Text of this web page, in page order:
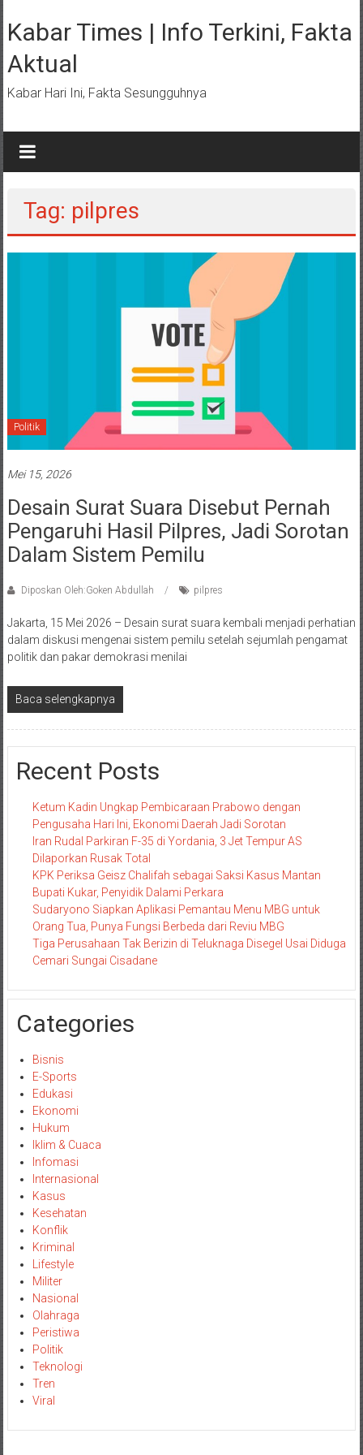
ke
konten
Kabar Times | Info Terkini, Fakta
Aktual
Kabar Hari Ini, Fakta Sesungguhnya
Tag: pilpres
Politik
Mei 15, 2026
Desain Surat Suara Disebut Pernah
Pengaruhi Hasil Pilpres, Jadi Sorotan
Dalam Sistem Pemilu
Diposkan Oleh:Goken Abdullah pilpres
Jakarta, 15 Mei 2026 – Desain surat suara kembali menjadi perhatian
dalam diskusi mengenai sistem pemilu setelah sejumlah pengamat
politik dan pakar demokrasi menilai
Baca selengkapnya
Recent Posts
Ketum Kadin Ungkap Pembicaraan Prabowo dengan
Pengusaha Hari Ini, Ekonomi Daerah Jadi Sorotan
Iran Rudal Parkiran F-35 di Yordania, 3 Jet Tempur AS
Dilaporkan Rusak Total
KPK Periksa Geisz Chalifah sebagai Saksi Kasus Mantan
Bupati Kukar, Penyidik Dalami Perkara
Sudaryono Siapkan Aplikasi Pemantau Menu MBG untuk
Orang Tua, Punya Fungsi Berbeda dari Reviu MBG
Tiga Perusahaan Tak Berizin di Teluknaga Disegel Usai Diduga
Cemari Sungai Cisadane
Categories
Bisnis
E-Sports
Edukasi
Ekonomi
Hukum
Iklim & Cuaca
Infomasi
Internasional
Kasus
Kesehatan
Konflik
Kriminal
Lifestyle
Militer
Nasional
Olahraga
Peristiwa
Politik
Teknologi
Tren
Viral